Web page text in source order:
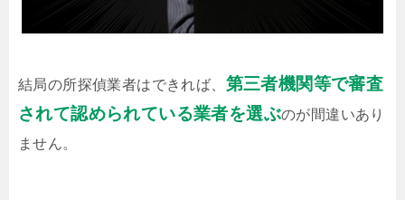
結局の所探偵業者はできれば、 第三者機関等で審査
されて認められている業者を選ぶのが間違いあり
ません。